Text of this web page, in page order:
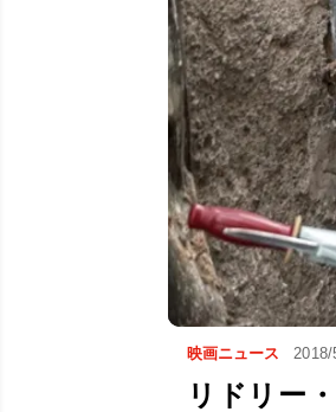
映画ニュース
リドリー